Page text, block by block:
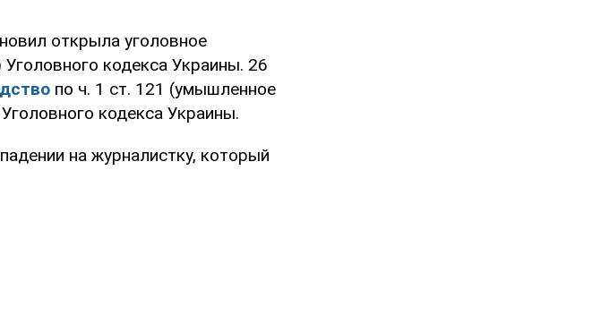
открыла уголовное
кодекса Украины. 26
по ч. 1 ст. 121 (умышленное
кодекса Украины.
на журналистку, который